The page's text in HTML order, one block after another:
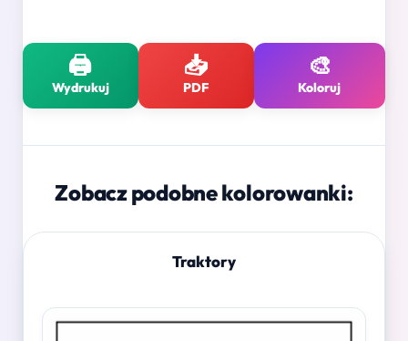
🖨️
Wydrukuj
📥
PDF
🎨
Koloruj
Zobacz podobne kolorowanki:
Traktory